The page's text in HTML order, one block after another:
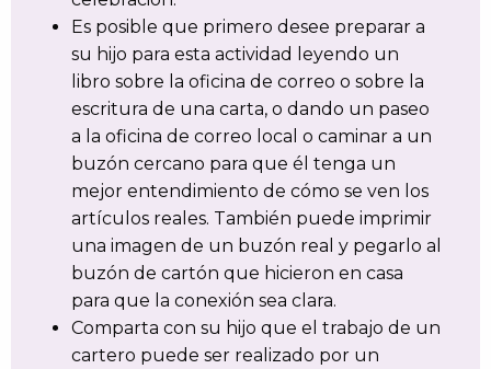
Es posible que primero desee preparar a
su hijo para esta actividad leyendo un
libro sobre la oficina de correo o sobre la
escritura de una carta, o dando un paseo
a la oficina de correo local o caminar a un
buzón cercano para que él tenga un
mejor entendimiento de cómo se ven los
artículos reales. También puede imprimir
una imagen de un buzón real y pegarlo al
buzón de cartón que hicieron en casa
para que la conexión sea clara.
Comparta con su hijo que el trabajo de un
cartero puede ser realizado por un